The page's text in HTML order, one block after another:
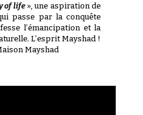
of life», une aspiration de
passe par la conquête
l’émancipation et la
L’esprit Mayshad !
Mayshad